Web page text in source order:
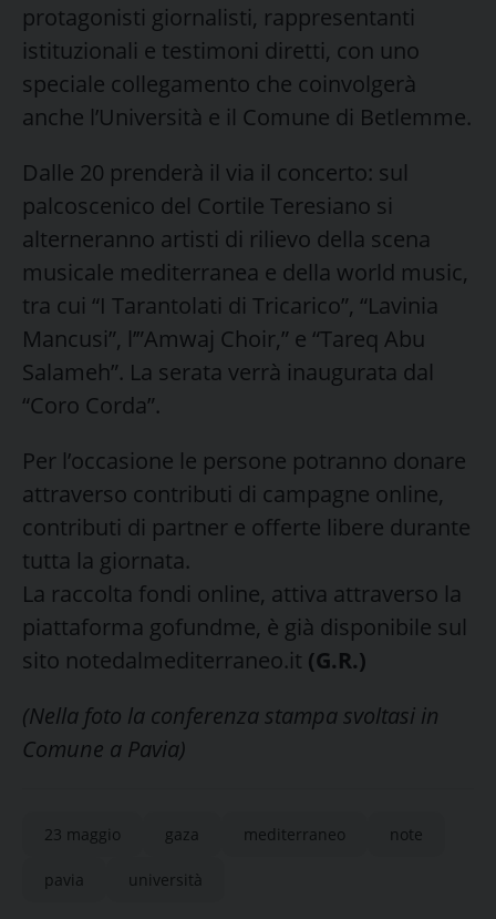
protagonisti giornalisti, rappresentanti
istituzionali e testimoni diretti, con uno
speciale collegamento che coinvolgerà
anche l’Università e il Comune di Betlemme.
Dalle 20 prenderà il via il concerto: sul
palcoscenico del Cortile Teresiano si
alterneranno artisti di rilievo della scena
musicale mediterranea e della world music,
tra cui “I Tarantolati di Tricarico”, “Lavinia
Mancusi”, l’”Amwaj Choir,” e “Tareq Abu
Salameh”. La serata verrà inaugurata dal
“Coro Corda”.
Per l’occasione le persone potranno donare
attraverso contributi di campagne online,
contributi di partner e offerte libere durante
tutta la giornata.
La raccolta fondi online, attiva attraverso la
piattaforma gofundme, è già disponibile sul
sito notedalmediterraneo.it (G.R.)
(Nella foto la conferenza stampa svoltasi in
Comune a Pavia)
23 maggio gaza mediterraneo note
pavia università